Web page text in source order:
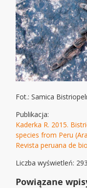
Fot.: Samica
Publikacja:
Kaderka R. 2015.
species from Peru
Revista peruana de
Liczba wyświetleń:
Powiązane